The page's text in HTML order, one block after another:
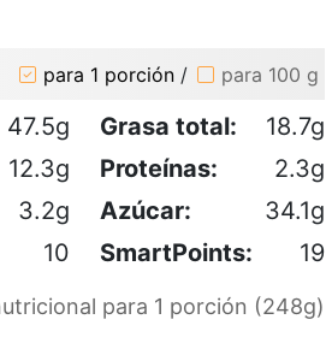
para 1 porción / para 100 g
47.5g Grasa total:
18.7g
12.3g Proteínas:
2.3g
3.2g Azúcar:
34.1g
10 SmartPoints: 19
para 1 porción (248g)